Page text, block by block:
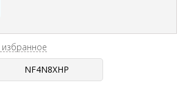
избранное